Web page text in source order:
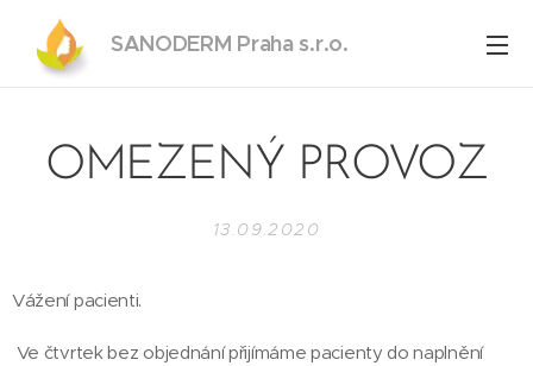
SANODERM Praha s.r.o.
OMEZENÝ PROVOZ
13.09.2020
Vážení pacienti.
Ve čtvrtek bez objednání přijímáme pacienty do naplnění